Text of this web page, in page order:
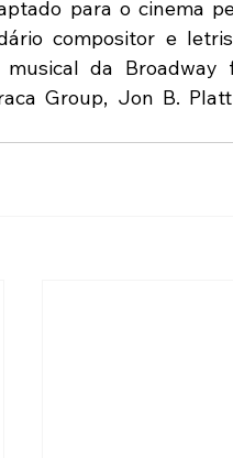
para o cinema
compositor e
da Broadway
Group, Jon B.